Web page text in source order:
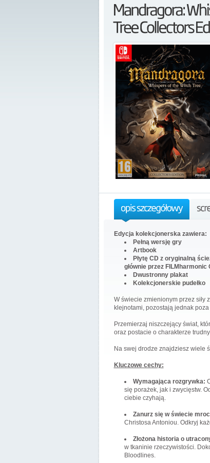
Edycja kolekcjonerska zawiera:
Pełną wersję gry
Artbook
Płytę CD z oryginalną
głównie przez
Dwustronny plakat
Kolekcjonerskie pudełko
W świecie zmienionym przez siły
klejnotami, pozostają jednak
Przemierzaj niszczejący świat,
oraz postacie o charakterze
Na swej drodze znajdziesz wiele
Kluczowe cechy:
Wymagająca rozgrywka:
się porażek, jak i zwycięstw.
ciebie czyhają.
Zanurz się w świecie
Christosa Antoniou. Odkryj
Złożona historia o
w tkaninie rzeczywistości.
Bloodlines.